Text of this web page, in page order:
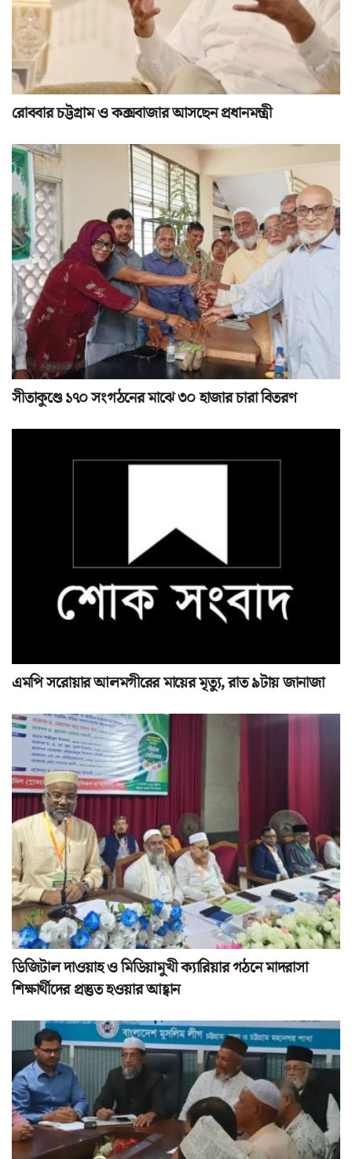
রোববার চট্টগ্রাম ও কক্সবাজার আসছেন প্রধানমন্ত্রী
সীতাকুণ্ডে ১৭০ সংগঠনের মাঝে ৩০ হাজার চারা বিতরণ
এমপি সরোয়ার আলমগীরের মায়ের মৃত্যু, রাত ৯টায় জানাজা
ডিজিটাল দাওয়াহ ও মিডিয়ামুখী ক্যারিয়ার গঠনে মাদরাসা
শিক্ষার্থীদের প্রস্তুত হওয়ার আহ্বান